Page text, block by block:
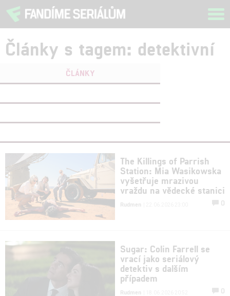
Články s tagem: detektivní
ČLÁNKY
The Killings of Parrish
Station: Mia Wasikowska
vyšetřuje mrazivou
vraždu na vědecké stanici
Rudmen 0
Sugar: Colin Farrell se
vrací jako seriálový
detektiv s dalším
případem
Rudmen 0